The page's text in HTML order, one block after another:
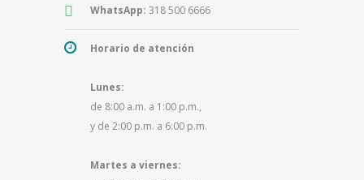
WhatsApp: 318 500 6666
Horario de atención
Lunes:
de 8:00 a.m. a 1:00 p.m.,
y de 2:00 p.m. a 6:00 p.m.
Martes a viernes: